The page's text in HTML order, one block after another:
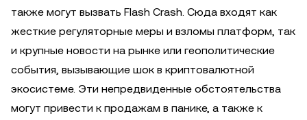
также могут вызвать Flash Crash. Сюда входят как
жесткие регуляторные меры и взломы платформ, так
и крупные новости на рынке или геополитические
события, вызывающие шок в криптовалютной
экосистеме. Эти непредвиденные обстоятельства
могут привести к продажам в панике, а также к